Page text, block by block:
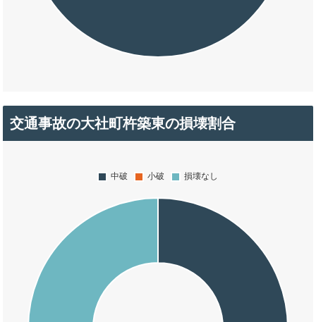
交通事故の大社町杵築東の損壊割合